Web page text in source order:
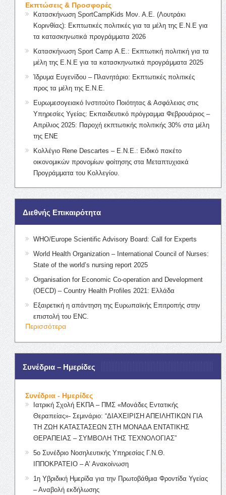
Εκπτώσεις & Προσφορές
Κατασκήνωση SportCampKids Μον. Α.Ε. (Λουτράκι
Κορινθίας): Εκπτωτικές πολιτικές για τα μέλη της Ε.Ν.Ε για
τα κατασκηνωτικά προγράμματα 2026
Κατασκήνωση Sport Camp Α.Ε.: Εκπτωτική πολιτική για τα
μέλη της Ε.Ν.Ε για τα κατασκηνωτικά προγράμματα 2025
Ίδρυμα Ευγενίδου – Πλανητάριο: Εκπτωτικές πολιτικές
προς τα μέλη της Ε.Ν.Ε.
Ευρωμεσογειακό Ινστιτούτο Ποιότητας & Ασφάλειας στις
Υπηρεσίες Υγείας: Εκπαιδευτικό πρόγραμμα Φεβρουάριος –
Απρίλιος 2025: Παροχή εκπτωτικής πολιτικής 30% στα μέλη
της ΕΝΕ
Κολλέγιο Rene Descartes – Ε.Ν.Ε.: Ειδικό πακέτο
οικονομικών προνομίων φοίτησης στα Μεταπτυχιακά
Προγράμματα του Κολλεγίου.
Διεθνής Επικαιρότητα
WHO/Europe Scientific Advisory Board: Call for Experts
World Health Organization – International Council of Nurses:
State of the world’s nursing report 2025
Organisation for Economic Co-operation and Development
(OECD) – Country Health Profiles 2021: Ελλάδα
Εξαιρετική η απάντηση της Ευρωπαϊκής Επιτροπής στην
επιστολή του ENC.
Περισσότερα
Συνέδρια – Ημερίδες
Συνέδρια - Ημερίδες
Ιατρική Σχολή ΕΚΠΑ – ΠΜΣ «Μονάδες Εντατικής
Θεραπείας»- Σεμινάριο: “ΔΙΑΧΕΙΡΙΣΗ ΑΠΕΙΛΗΤΙΚΩΝ ΓΙΑ
ΤΗ ΖΩΗ ΚΑΤΑΣΤΑΣΕΩΝ ΣΤΗ ΜΟΝΑΔΑ ΕΝΤΑΤΙΚΗΣ
ΘΕΡΑΠΕΙΑΣ – ΣΥΜΒΟΛΗ ΤΗΣ ΤΕΧΝΟΛΟΓΙΑΣ”
5ο Συνέδριο Νοσηλευτικής Υπηρεσίας Γ.Ν.Θ.
ΙΠΠΟΚΡΑΤΕΙΟ – Α’ Ανακοίνωση
1η Υβριδική Ημερίδα για την Πρωτοβάθμια Φροντίδα Υγείας
– Αναβολή εκδήλωσης